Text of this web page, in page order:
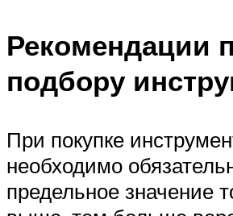
Рекомендации
подбору
При покупке
необходимо
предельное значение